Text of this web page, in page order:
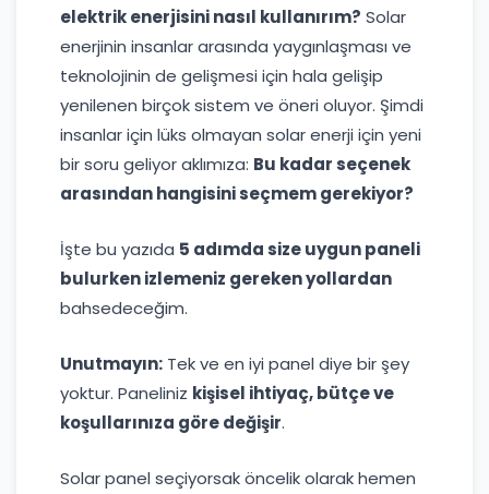
elektrik enerjisini nasıl kullanırım? Solar
enerjinin insanlar arasında yaygınlaşması ve
teknolojinin de gelişmesi için hala gelişip
yenilenen birçok sistem ve öneri oluyor. Şimdi
insanlar için lüks olmayan solar enerji için yeni
bir soru geliyor aklımıza: Bu kadar seçenek
arasından hangisini seçmem gerekiyor?
İşte bu yazıda 5 adımda size uygun paneli
bulurken izlemeniz gereken yollardan
bahsedeceğim.
Unutmayın: Tek ve en iyi panel diye bir şey
yoktur. Paneliniz kişisel ihtiyaç, bütçe ve
koşullarınıza göre değişir.
Solar panel seçiyorsak öncelik olarak hemen